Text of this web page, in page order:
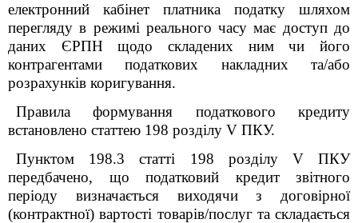
електронний кабінет платника податку шляхом
перегляду в режимі реального часу має доступ до
даних ЄРПН щодо складених ним чи його
контрагентами податкових накладних та/або
розрахунків коригування.
Правила формування податкового кредиту
встановлено статтею 198 розділу V ПКУ.
Пунктом 198.3 статті 198 розділу V ПКУ
передбачено, що податковий кредит звітного
періоду визначається виходячи з договірної
(контрактної) вартості товарів/послуг та складається